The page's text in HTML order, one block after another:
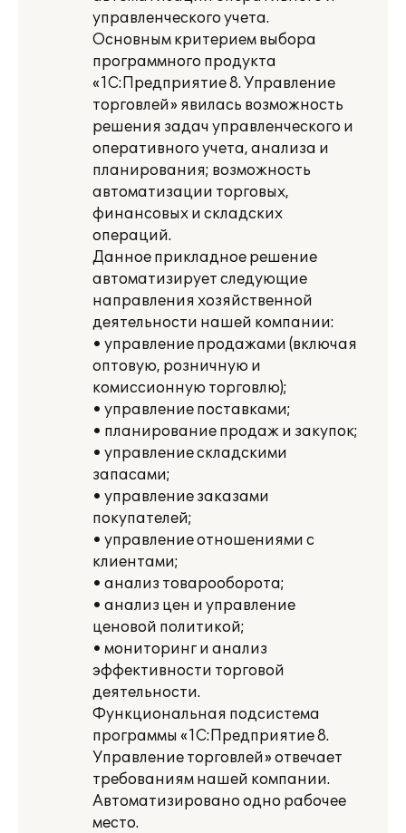
управленческого учета.
Основным критерием выбора
программного продукта
«1С:Предприятие 8. Управление
торговлей» явилась возможность
решения задач управленческого и
оперативного учета, анализа и
планирования; возможность
автоматизации торговых,
финансовых и складских
операций.
Данное прикладное решение
автоматизирует следующие
направления хозяйственной
деятельности нашей компании:
• управление продажами (включая
оптовую, розничную и
комиссионную торговлю);
• управление поставками;
• планирование продаж и закупок;
• управление складскими
запасами;
• управление заказами
покупателей;
• управление отношениями с
клиентами;
• анализ товарооборота;
• анализ цен и управление
ценовой политикой;
• мониторинг и анализ
эффективности торговой
деятельности.
Функциональная подсистема
программы «1С:Предприятие 8.
Управление торговлей» отвечает
требованиям нашей компании.
Автоматизировано одно рабочее
место.